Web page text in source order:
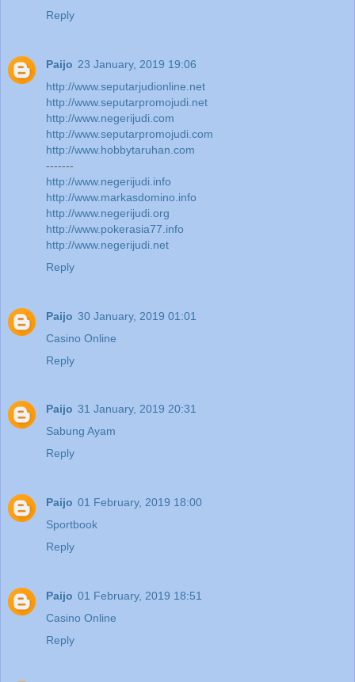
Reply
Paijo 23 January, 2019 19:06
http://www.seputarjudionline.net
http://www.seputarpromojudi.net
http://www.negerijudi.com
http://www.seputarpromojudi.com
http://www.hobbytaruhan.com
-------
http://www.negerijudi.info
http://www.markasdomino.info
http://www.negerijudi.org
http://www.pokerasia77.info
http://www.negerijudi.net
Reply
Paijo 30 January, 2019 01:01
Casino Online
Reply
Paijo 31 January, 2019 20:31
Sabung Ayam
Reply
Paijo 01 February, 2019 18:00
Sportbook
Reply
Paijo 01 February, 2019 18:51
Casino Online
Reply